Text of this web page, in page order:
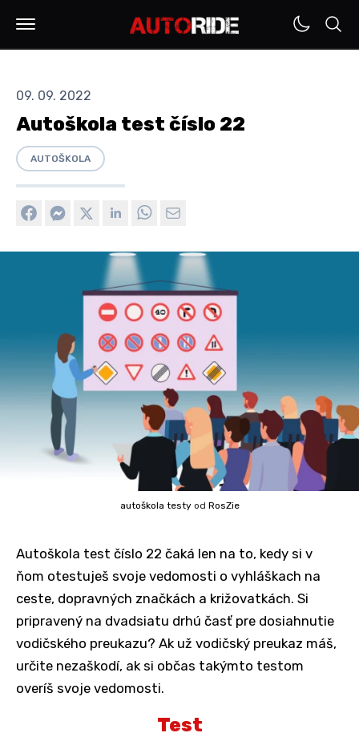
09. 09. 2022
Autoškola test číslo 22
AUTOŠKOLA
autoškola testy od RosZie
Autoškola test číslo 22 čaká len na to, kedy si v
ňom otestuješ svoje vedomosti o vyhláškach na
ceste, dopravných značkách a križovatkách. Si
pripravený na dvadsiatu drhú časť pre dosiahnutie
vodičského preukazu? Ak už vodičský preukaz máš,
určite nezaškodí, ak si občas takýmto testom
overíš svoje vedomosti.
Test